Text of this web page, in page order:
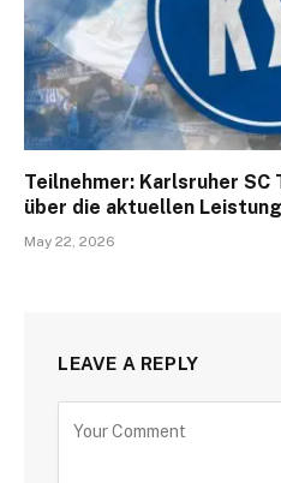
Teilnehmer: Karlsruher SC
über die aktuellen
May 22, 2026
LEAVE A REPLY